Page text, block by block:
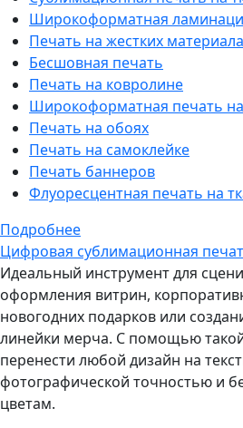
Широкоформатная
Печать на жестких
Бесшовная печать
Печать на ковролине
Широкоформатная печать
Печать на обоях
Печать на самоклейке
Печать баннеров
Флуоресцентная печать на
Подробнее
Цифровая сублимационная
Идеальный инструмент для
оформления витрин,
новогодних подарков или
линейки мерча. С помощью
перенести любой дизайн на
фотографической точностью и
цветам.